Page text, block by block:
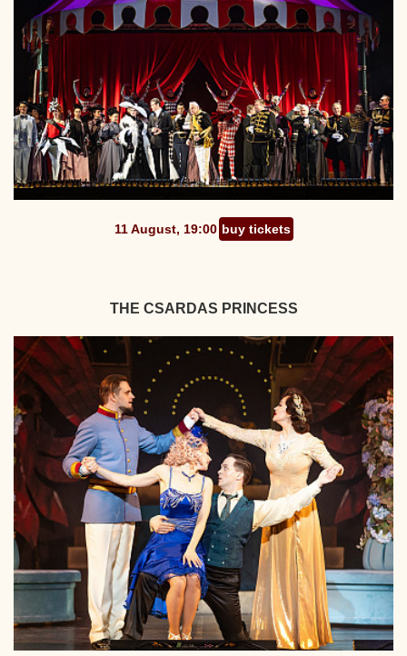
11 August, 19:00 buy tickets
THE CSARDAS PRINCESS